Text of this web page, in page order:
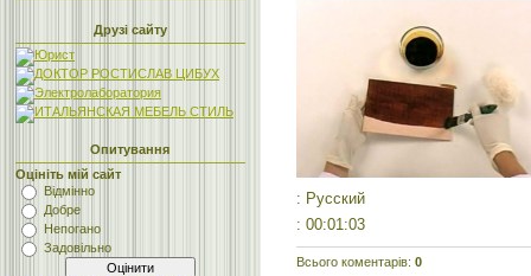
Друзі сайту
Опитування
Оцініть мій сайт
Відмінно
Добре
Непогано
Задовільно
: Русский
: 00:01:03
Всього коментарів: 0